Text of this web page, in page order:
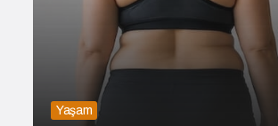
Yaşam